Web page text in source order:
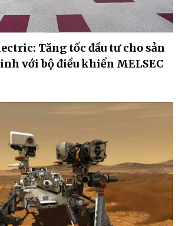
Tăng tốc đầu tư cho sản
với bộ điều khiển MELSEC